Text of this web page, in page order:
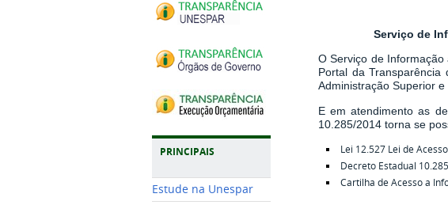
PRINCIPAIS
Estude na Unespar
Serviço de
O Serviço de
Portal da Transparência
Administração Superior
E em atendimento as
10.285/2014torna se
Lei 12.527 Lei de
Decreto Estadual
Cartilha de Acesso a